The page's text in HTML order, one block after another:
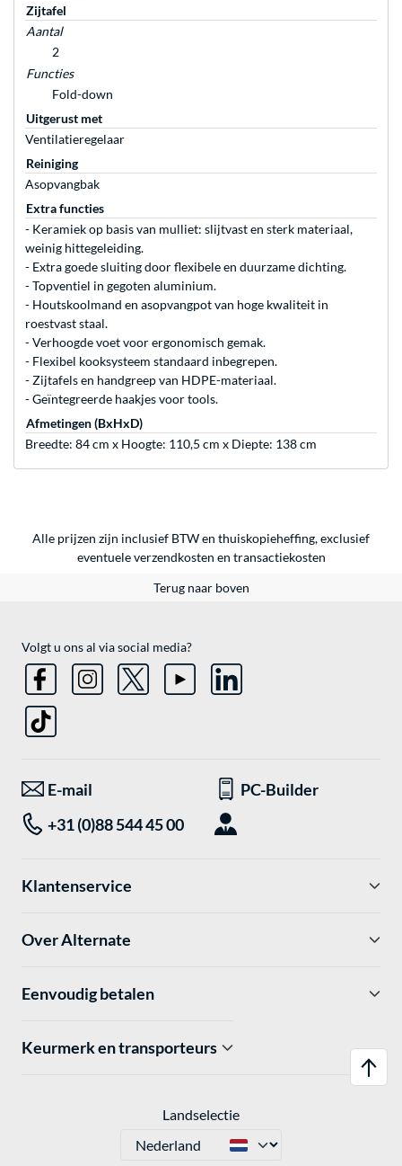
Zijtafel
Aantal
2
Functies
Fold-down
Uitgerust met
Ventilatieregelaar
Reiniging
Asopvangbak
Extra functies
- Keramiek op basis van mulliet: slijtvast en sterk materiaal,
weinig hittegeleiding.
- Extra goede sluiting door flexibele en duurzame dichting.
- Topventiel in gegoten aluminium.
- Houtskoolmand en asopvangpot van hoge kwaliteit in
roestvast staal.
- Verhoogde voet voor ergonomisch gemak.
- Flexibel kooksysteem standaard inbegrepen.
- Zijtafels en handgreep van HDPE-materiaal.
- Geïntegreerde haakjes voor tools.
Afmetingen (BxHxD)
Breedte: 84 cm x Hoogte: 110,5 cm x Diepte: 138 cm
Alle prijzen zijn inclusief BTW en thuiskopieheffing, exclusief
eventueleverzendkosten en transactiekosten
Terug naar boven
Volgt u ons al via social media?
E-mail
PC-Builder
+31 (0)88 544 45 00
Klantenservice
Over Alternate
Eenvoudig betalen
Keurmerk en transporteurs
Landselectie